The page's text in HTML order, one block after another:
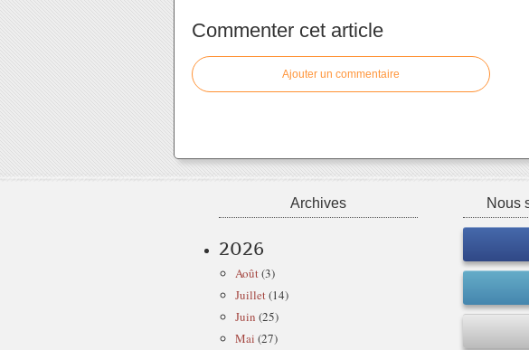
Commenter cet article
Ajouter un commentaire
Archives
2026
Août(3)
Juillet(14)
Juin (25)
Mai (27)
Nous